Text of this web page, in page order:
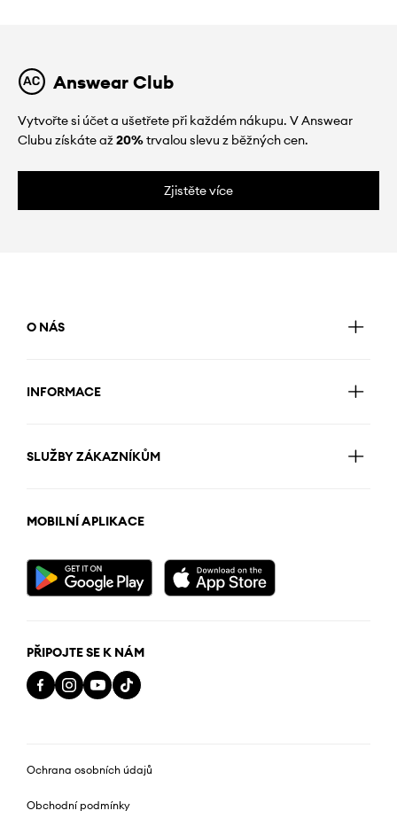
Answear Club
Vytvořte si účet a ušetřete při každém nákupu. V Answear
Clubu získáte až20%trvalou slevu z běžných cen.
Zjistěte více
O NÁS
INFORMACE
SLUŽBY ZÁKAZNÍKŮM
MOBILNÍ APLIKACE
PŘIPOJTE SE K NÁM
Ochrana osobních údajů
Obchodní podmínky